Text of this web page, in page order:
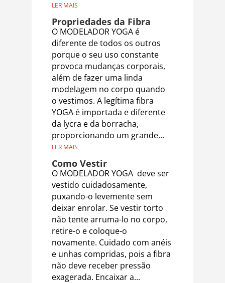
LER MAIS
Propriedades da Fibra
O MODELADOR YOGA é
diferente de todos os outros
porque o seu uso constante
provoca mudanças corporais,
além de fazer uma linda
modelagem no corpo quando
o vestimos. A legítima fibra
YOGA é importada e diferente
da lycra e da borracha,
proporcionando um grande...
LER MAIS
Como Vestir
O MODELADOR YOGA deve ser
vestido cuidadosamente,
puxando-o levemente sem
deixar enrolar. Se vestir torto
não tente arruma-lo no corpo,
retire-o e coloque-o
novamente. Cuidado com anéis
e unhas compridas, pois a fibra
não deve receber pressão
exagerada. Encaixar a...